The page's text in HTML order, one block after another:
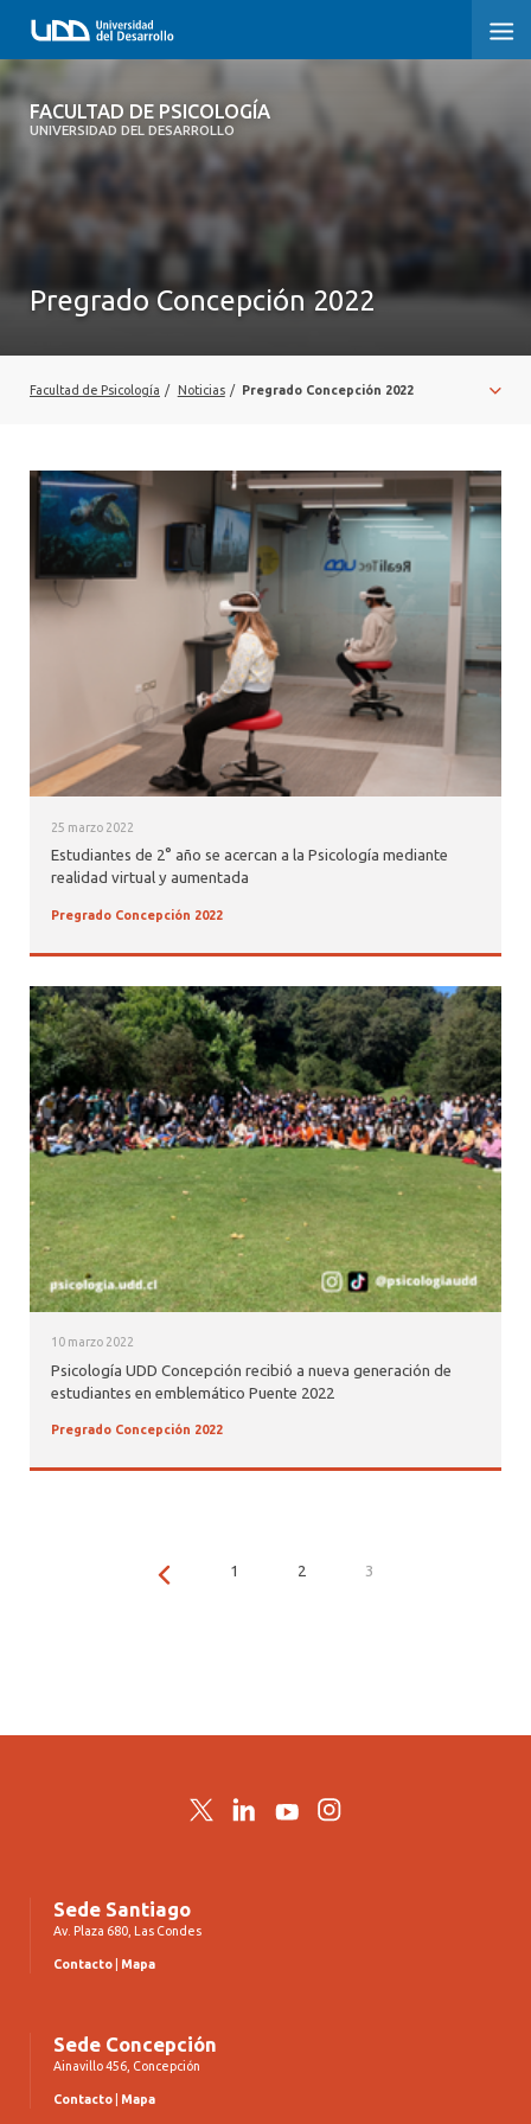
FACULTAD DE PSICOLOGÍA
UNIVERSIDAD DEL DESARROLLO
FACULTAD DE PSICOLOGÍA
VINCULACIÓN CON EL MEDIO
ALUMNI PSICOLOGÍA UDD
SERVICIO DE PSICOLOGÍA INTEGRAL
Pregrado Concepción 2022
Facultad de Psicología / Noticias / Pregrado Concepción 2022
25 marzo 2022
Estudiantes de 2° año se acercan a la Psicología mediante
realidad virtual y aumentada
Pregrado Concepción 2022
10 marzo 2022
Psicología UDD Concepción recibió a nueva generación de
estudiantes en emblemático Puente 2022
Pregrado Concepción 2022
1 2 3
TwitterLinkedInYouTubeInstagram
Sede Santiago
Av. Plaza 680, Las Condes
Contacto Mapa
Sede Concepción
Ainavillo 456, Concepción
Contacto Mapa